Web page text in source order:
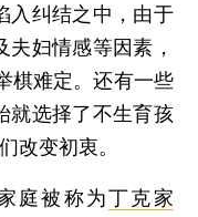
入纠结之中，由于
妇情感等因素，
棋难定。还有一些
就选择了不生育孩
改变初衷。
庭被称为丁克家